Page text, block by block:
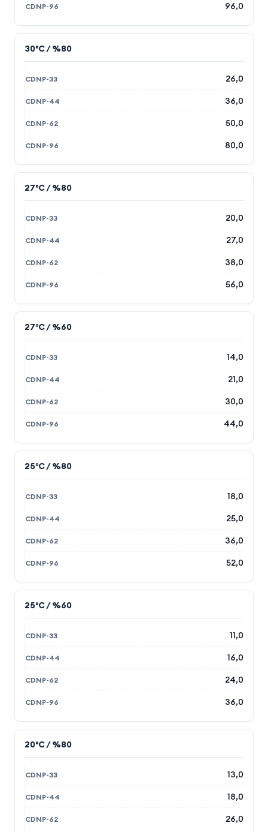
96,0
30°C / %80
26,0
36,0
50,0
80,0
27°C / %80
20,0
27,0
38,0
56,0
27°C / %60
14,0
21,0
30,0
44,0
25°C / %80
18,0
25,0
36,0
52,0
25°C / %60
11,0
16,0
24,0
36,0
20°C / %80
13,0
18,0
26,0